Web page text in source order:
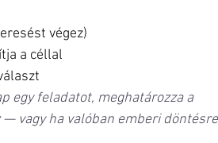
végez)
a céllal
egy feladatot, meghatározza a
vagy ha valóban emberi döntésre